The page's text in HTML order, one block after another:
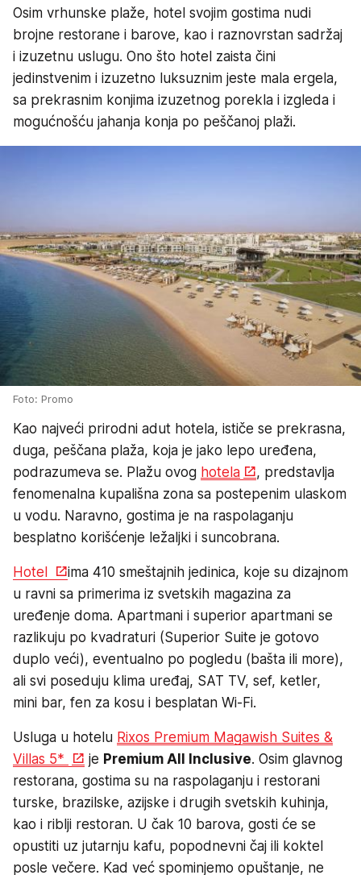
Osim vrhunske plaže, hotel svojim gostima nudi
brojne restorane i barove, kao i raznovrstan sadržaj
i izuzetnu uslugu. Ono što hotel zaista čini
jedinstvenim i izuzetno luksuznim jeste mala ergela,
sa prekrasnim konjima izuzetnog porekla i izgleda i
mogućnošću jahanja konja po peščanoj plaži.
Foto: Promo
Kao najveći prirodni adut hotela, ističe se prekrasna,
duga, peščana plaža, koja je jako lepo uređena,
podrazumeva se. Plažu ovog hotela
, predstavlja
fenomenalna kupališna zona sa postepenim ulaskom
u vodu. Naravno, gostima je na raspolaganju
besplatno korišćenje ležaljki i suncobrana.
Hotel
ima 410 smeštajnih jedinica, koje su dizajnom
u ravni sa primerima iz svetskih magazina za
uređenje doma. Apartmani i superior apartmani se
razlikuju po kvadraturi (Superior Suite je gotovo
duplo veći), eventualno po pogledu (bašta ili more),
ali svi poseduju klima uređaj, SAT TV, sef, ketler,
mini bar, fen za kosu i besplatan Wi-Fi.
Usluga u hotelu Rixos Premium Magawish Suites &
Villas 5*
je Premium All Inclusive. Osim glavnog
restorana, gostima su na raspolaganju i restorani
turske, brazilske, azijske i drugih svetskih kuhinja,
kao i riblji restoran. U čak 10 barova, gosti će se
opustiti uz jutarnju kafu, popodnevni čaj ili koktel
posle večere. Kad već spominjemo opuštanje, ne